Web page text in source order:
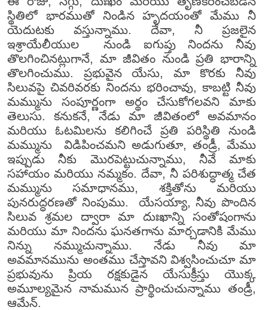
స్థితిలో భారముతో నిండిన హృదయంతో మేము నీ
యెదుటకు వస్తున్నాము. దేవా, నీ ప్రజలైన
ఇశ్రాయేలీయుల నుండి ఐగుప్తు నిందను నీవు
తొలగించినట్లుగానే, మా జీవితం నుండి ప్రతి భారాన్ని
తొలగించుము. ప్రభువైన యేసు, మా కొరకు నీవు
సిలువపై చివరివరకు నిందను భరించావు, కాబట్టి నీవు
మమ్మును సంపూర్ణంగా అర్థం చేసుకోగలవని మాకు
తెలుసు. కనుకనే, నేడు మా జీవితంలో అవమానం
మరియు ఓటమిలను కలిగించే ప్రతి పరిస్థితి నుండి
మమ్మును విడిపించమని అడుగుతూ, తండ్రీ, మేము
ఇప్పుడు నీకు మొరపెట్టుచున్నాము, నీవే మాకు
సహాయం మరియు నమ్మకం. దేవా, నీ పరిశుద్ధాత్మ చేత
మమ్మును సమాధానము, శక్తితోను మరియు
పునరుద్ధరణతో నింపుము. యేసయ్యా, నీవు పొందిన
సిలువ శ్రమల ద్వారా మా దుఃఖాన్ని సంతోషంగాను
మరియు మా నిందను ఘనతగాను మార్చడానికి మేము
నిన్ను నమ్ముచున్నాము. నేడు నీవు మా
అవమానమును అంతము చేస్తావని విశ్వసించుచూ మా
ప్రభువును ప్రియ రక్షకుడైన యేసుక్రీస్తు యొక్క
అమూల్యమైన నామమున ప్రార్థించుచున్నాము తండ్రీ,
ఆమేన్.